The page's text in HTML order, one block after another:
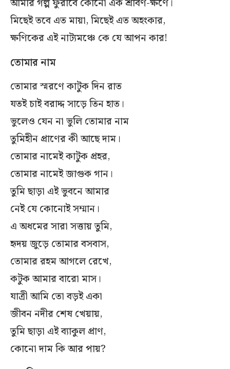
আমার গল্প ফুরাবে কোনো এক শ্রাবণ-ক্ষণে।
মিছেই তবে এত মায়া, মিছেই এত অহংকার,
ক্ষণিকের এই নাট্যমঞ্চে কে যে আপন কার!
তোমার নাম
তোমার স্মরণে কাটুক দিন রাত
যতই চাই বরাদ্দ সাড়ে তিন হাত।
ভুলেও যেন না ভুলি তোমার নাম
তুমিহীন প্রাণের কী আছে দাম।
তোমার নামেই কাটুক প্রহর,
তোমার নামেই জাগুক গান।
তুমি ছাড়া এই ভুবনে আমার
নেই যে কোনোই সম্মান।
এ অধমের সারা সত্তায় তুমি,
হৃদয় জুড়ে তোমার বসবাস,
তোমার রহম আগলে রেখে,
কটুক আমার বারো মাস।
যাত্রী আমি তো বড়ই একা
জীবন নদীর শেষ খেয়ায়,
তুমি ছাড়া এই ব্যাকুল প্রাণ,
কোনো দাম কি আর পায়?